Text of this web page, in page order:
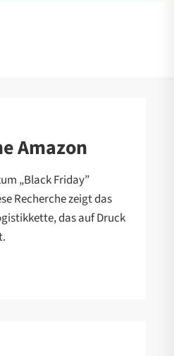
Amazon
„Black Friday”
Recherche zeigt das
das auf Druck